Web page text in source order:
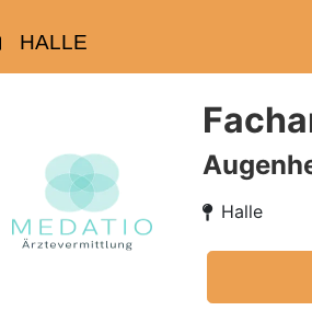
HALLE
Halle